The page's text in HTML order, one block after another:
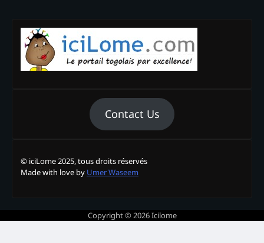
Contact Us
© iciLome 2025, tous droits réservés
Made with love by Umer Waseem
Copyright © 2026Icilome